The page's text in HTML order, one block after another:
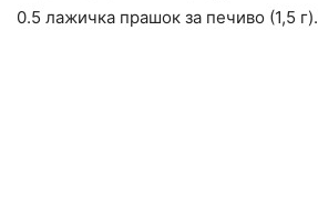
0.5 лажичка прашок за печиво (1,5 г).